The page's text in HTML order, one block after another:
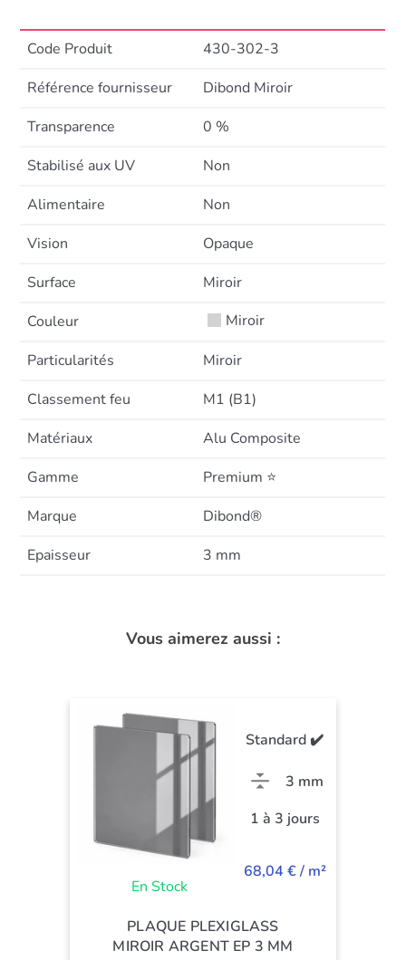
Code Produit
430-302-3
Référence fournisseur
Dibond Miroir
Transparence
0 %
Stabilisé aux UV
Non
Alimentaire
Non
Vision
Opaque
Surface
Miroir
Couleur
Miroir
Particularités
Miroir
Classement feu
M1 (B1)
Matériaux
Alu Composite
Gamme
Premium ⭐
Marque
Dibond®
Epaisseur
3 mm
Vous aimerez aussi :
En Stock
Standard ✔️
3 mm
1 à 3 jours
68,04 € / m²
PLAQUE PLEXIGLASS
MIROIR ARGENT EP 3 MM